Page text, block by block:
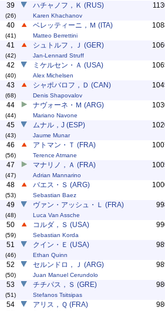
39
(26)
ハチャノフ，Ｋ (RUS)
Karen Khachanov
40
(41)
ベレッティーニ，Ｍ (ITA)
Matteo Berrettini
41
(42)
シュトルフ，Ｊ (GER)
Jan-Lennard Struff
42
(40)
ミケルセン・Ａ (USA)
Alex Michelsen
43
(68)
シャポバロフ，Ｄ (CAN)
Denis Shapovalov
44
(44)
ナヴォーネ・Ｍ (ARG)
Mariano Navone
45
(43)
ムナル，J (ESP)
Jaume Munar
46
(56)
アトマン・Ｔ (FRA)
Terence Atmane
47
(47)
マナリノ，Ａ (FRA)
Adrian Mannarino
48
(53)
バエス・Ｓ (ARG)
Sebastian Baez
49
(48)
ヴァン・アッシュ・Ｌ (FRA)
Luca Van Assche
50
(59)
コルダ，Ｓ (USA)
Sebastian Korda
51
(46)
クイン・Ｅ (USA)
Ethan Quinn
52
(50)
セルンドロ，Ｊ (ARG)
Juan Manuel Cerundolo
53
(51)
チチパス，Ｓ (GRE)
Stefanos Tsitsipas
54 アリス，Ｑ (FRA)